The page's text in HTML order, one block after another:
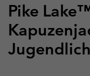
Pike